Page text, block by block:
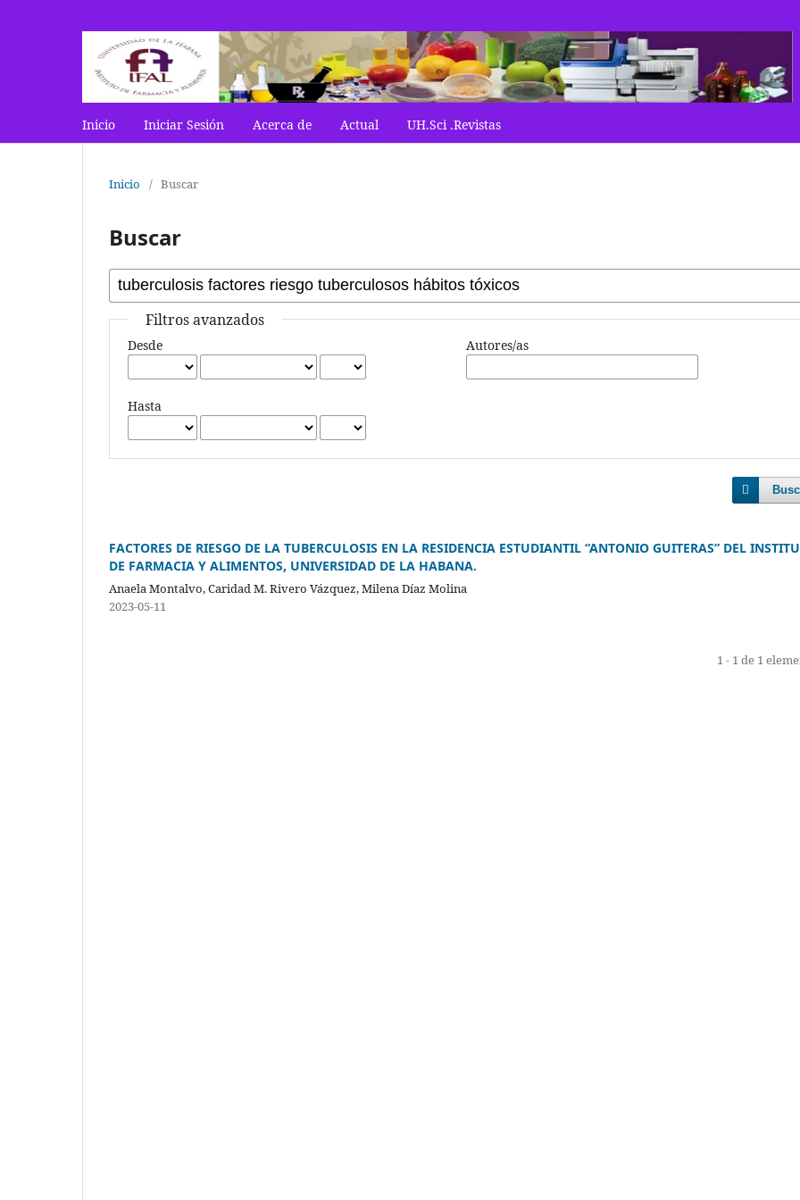
Inicio Iniciar Sesión Acerca de Actual UH.Sci .Revistas
Inicio / Buscar
Buscar
Filtros avanzados
Desde
Hasta
Autores/as
FACTORES DE RIESGO DE LA TUBERCULOSIS EN LA RESIDENCIA ESTUDIANTIL “ANTONIO GUITERAS” DEL
DE FARMACIA Y ALIMENTOS, UNIVERSIDAD DE LA HABANA.
Anaela Montalvo, Caridad M. Rivero Vázquez, Milena Díaz Molina
2023-05-11
1 - 1 de 1